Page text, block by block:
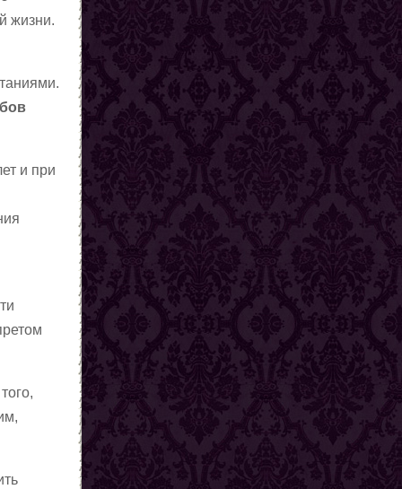
жизни.
и при